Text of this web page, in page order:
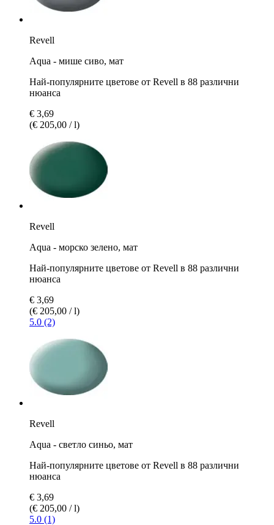
Revell
Aqua - мише сиво, мат
Най-популярните цветове от Revell в 88 различни
нюанса
€ 3,69
(€ 205,00 / l)
Revell
Aqua - морско зелено, мат
Най-популярните цветове от Revell в 88 различни
нюанса
€ 3,69
(€ 205,00 / l)
5.0 (2)
Revell
Aqua - светло синьо, мат
Най-популярните цветове от Revell в 88 различни
нюанса
€ 3,69
(€ 205,00 / l)
5.0 (1)